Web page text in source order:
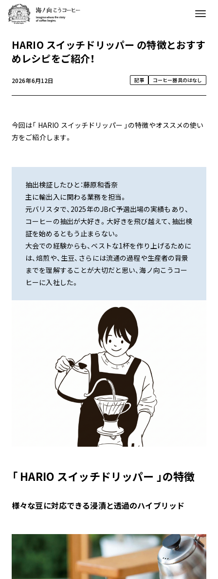
HARIO スイッチドリッパー の特徴とおすす
めレシピをご紹介！
2026年6月12日 記事 コーヒー器具のはなし
今回は「 HARIO スイッチドリッパー 」の特徴やオススメの使い
方をご紹介します。
抽出検証したひと：藤原和香奈
主に輸出入に関わる業務を担当。
元バリスタで、2025年のJBrC予選出場の実績もあり、
コーヒーの抽出が大好き。大好きを飛び越えて、抽出検
証を始めるともう止まらない。
大会での経験からも、ベストな1杯を作り上げるために
は、焙煎や、生豆、さらには流通の過程や生産者の背景
までを理解することが大切だと思い、海ノ向こうコー
ヒーに入社した。
「 HARIO スイッチドリッパー 」の特徴
様々な豆に対応できる浸漬と透過のハイブリッド